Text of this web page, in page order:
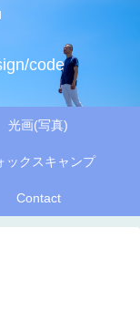
code
光画(写真)
ックスキャンプ
Contact